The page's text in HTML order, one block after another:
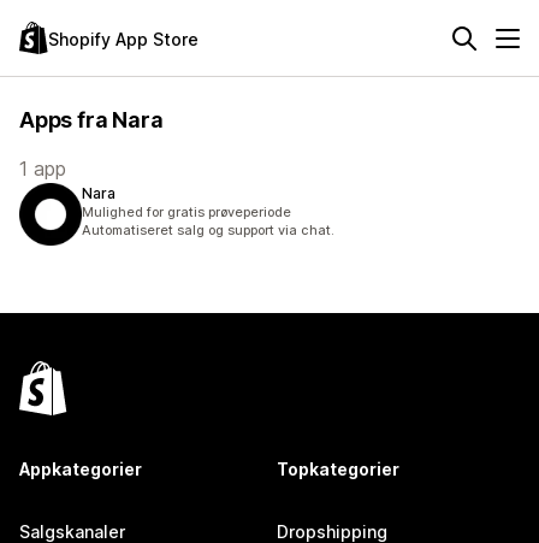
Shopify App Store
Apps fra Nara
1 app
Nara
Mulighed for gratis prøveperiode
Automatiseret salg og support via chat.
Appkategorier
Salgskanaler
Topkategorier
Dropshipping